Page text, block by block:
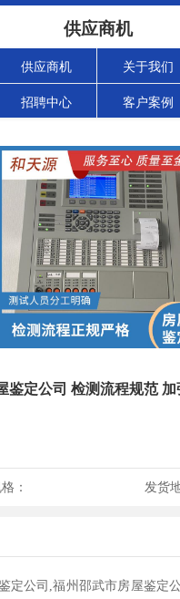
供应商机
供应商机 关于我们
招聘中心 客户案例
鉴定公司 检测流程规范
： 发货
定公司,福州邵武市房屋鉴定